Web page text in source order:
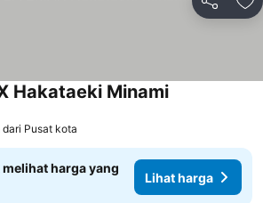
Bagikan
Hakataeki MinamiLihat harga
dari Pusat kota
harga yang
Lihat harga